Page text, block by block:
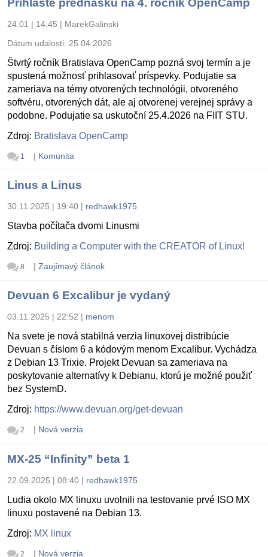
Prihláste prednášku na 4. ročník OpenCamp
24.01 | 14:45 | MarekGalinski
Dátum udalosti: 25.04.2026
Štvrtý ročník Bratislava OpenCamp pozná svoj termín a je
spustená možnosť prihlasovať príspevky. Podujatie sa
zameriava na témy otvorených technológii, otvoreného
softvéru, otvorených dát, ale aj otvorenej verejnej správy a
podobne. Podujatie sa uskutoční 25.4.2026 na FIIT STU.
Zdroj: Bratislava OpenCamp
1 | Komunita
Linus a Linus
30.11.2025 | 19:40 | redhawk1975
Stavba počítača dvomi Linusmi
Zdroj: Building a Computer with the CREATOR of Linux!
8 | Zaujímavý článok
Devuan 6 Excalibur je vydaný
03.11.2025 | 22:52 | menom
Na svete je nová stabilná verzia linuxovej distribúcie
Devuan s číslom 6 a kódovým menom Excalibur. Vychádza
z Debian 13 Trixie. Projekt Devuan sa zameriava na
poskytovanie alternatívy k Debianu, ktorú je možné použiť
bez SystemD.
Zdroj: https://www.devuan.org/get-devuan
2 | Nová verzia
MX-25 “Infinity” beta 1
22.09.2025 | 08:40 | redhawk1975
Ludia okolo MX linuxu uvolnili na testovanie prvé ISO MX
linuxu postavené na Debian 13.
Zdroj: MX linux
2 | Nová verzia